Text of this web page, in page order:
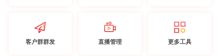
客户群群发 直播管理 更多工具